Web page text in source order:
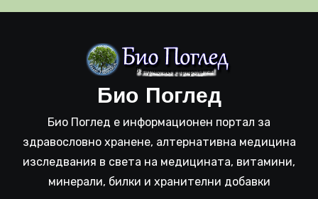
Био Поглед
Био Поглед е информационен портал за
здравословно хранене, алтернативна медицина
изследвания в света на медицината, витамини,
минерали, билки и хранителни добавки